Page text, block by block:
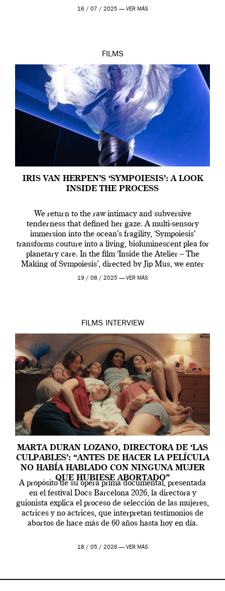
16 / 07 / 2025 — VER MÁS
FILMS
IRIS VAN HERPEN’S ‘SYMPOIESIS’: A LOOK
INSIDE THE PROCESS
We return to the raw intimacy and subversive
tenderness that defined her gaze. A multi-sensory
immersion into the ocean’s fragility, ‘Sympoiesis’
transforms couture into a living, bioluminescent plea for
planetary care. In the film ‘Inside the Atelier – The
Making of Sympoiesis’, directed by Jip Mus, we enter
the sacred space where Iris van Herpen’s […]
19 / 08 / 2025 — VER MÁS
FILMS INTERVIEW
MARTA DURAN LOZANO, DIRECTORA DE ‘LAS
CULPABLES’: “ANTES DE HACER LA PELÍCULA
NO HABÍA HABLADO CON NINGUNA MUJER
QUE HUBIESE ABORTADO”
A propósito de su ópera prima documental, presentada
en el festival Docs Barcelona 2026, la directora y
guionista explica el proceso de selección de las mujeres,
actrices y no actrices, que interpretan testimonios de
abortos de hace más de 60 años hasta hoy en día.
18 / 05 / 2026 — VER MÁS